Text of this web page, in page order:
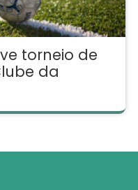
torneio de
da